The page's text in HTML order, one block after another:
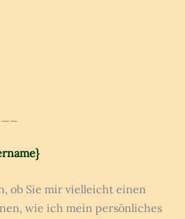
ob Sie mir vielleicht einen
wie ich mein persönliches